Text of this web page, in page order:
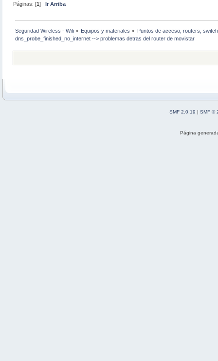
Páginas: [1]Ir Arriba
Seguridad Wireless - Wifi » Equipos y materiales » Puntos de acceso, routers,
dns_probe_finished_no_internet --> problemas detras del router de movistar
SMF 2.0.19 | SMF ©
Página